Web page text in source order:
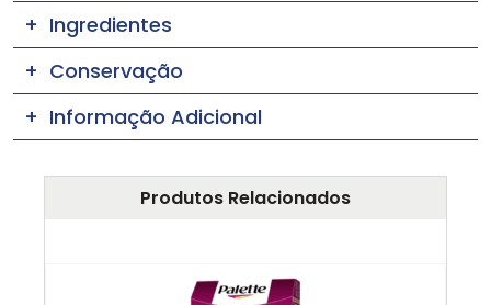
Ingredientes
Conservação
Informação Adicional
Produtos Relacionados